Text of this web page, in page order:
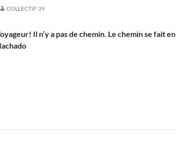
COLLECTIF 39
Il n’y a pas de chemin. Le chemin se fait en